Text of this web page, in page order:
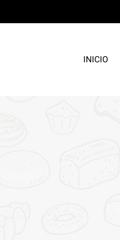
INICIO